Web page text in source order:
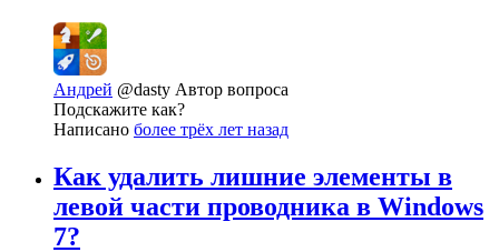
Андрей @dasty Автор вопроса
Подскажите как?
Написано более трёх лет назад
Как удалить лишние элементы в
левой части проводника в Windows
7?